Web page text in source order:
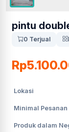
pintu
0 Terjual
Lokasi
Minimal Pesanan
Produk dalam